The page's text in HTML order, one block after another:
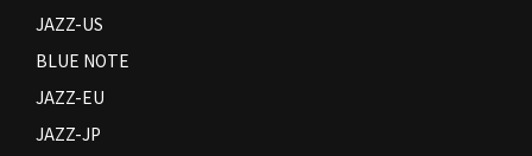
Contact
JAZZ-US
BLUE NOTE
JAZZ-EU
JAZZ-JP